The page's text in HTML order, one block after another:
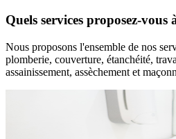
Quels services proposez-vous
Nous proposons l'ensemble de nos
plomberie, couverture, étanchéité,
assainissement, assèchement et